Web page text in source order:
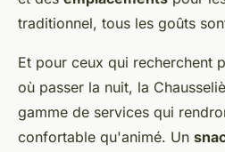
traditionnel, tous les goûts
Et pour ceux qui recherchent
où passer la nuit, la
gamme de services qui
confortable qu'animé. Un